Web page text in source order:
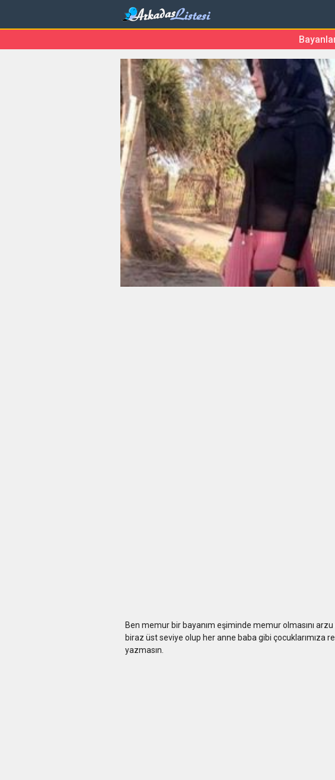
Ben memur bir bayanım eşiminde memur olmasını
biraz üst seviye olup her anne baba gibi
yazmasın.